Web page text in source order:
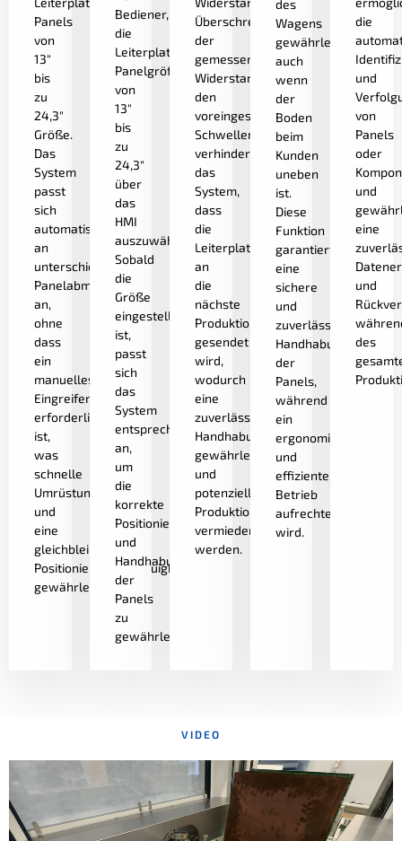
Panels
von
13"
bis
zu
24,3"
Größe.
Das
System
passt
sich
automatisch
an
unterschiedliche
Panelabmessungen
an,
ohne
dass
ein
manuelles
Eingreifen
erforderlich
ist,
was
schnelle
Umrüstungen
und
eine
gleichbleibende
Positionierungsgenauigkeit
gewährleistet.
Bediener,
die
Leiterplatten-
Panelgröße
von
13"
bis
zu
24,3"
über
das
HMI
auszuwählen.
Sobald
die
Größe
eingestellt
ist,
passt
sich
das
System
entsprechend
an,
um
die
korrekte
Positionierung
und
Handhabung
der
Panels
zu
gewährleisten.
Überschreitet
der
gemessene
Widerstand
den
voreingestellten
Schwellenwert,
verhindert
das
System,
dass
die
Leiterplatte
an
die
nächste
Produktionsstufe
gesendet
wird,
wodurch
eine
zuverlässige
Handhabung
gewährleistet
und
potenzielle
Produktionsfehler
vermieden
werden.
des
Wagens
gewährleistet,
auch
wenn
der
Boden
beim
Kunden
uneben
ist.
Diese
Funktion
garantiert
eine
sichere
und
zuverlässige
Handhabung
der
Panels,
während
ein
ergonomischer
und
effizienter
Betrieb
aufrechterhalten
wird.
die
und
von
Panels
oder
und
eine
und
des
VIDEO